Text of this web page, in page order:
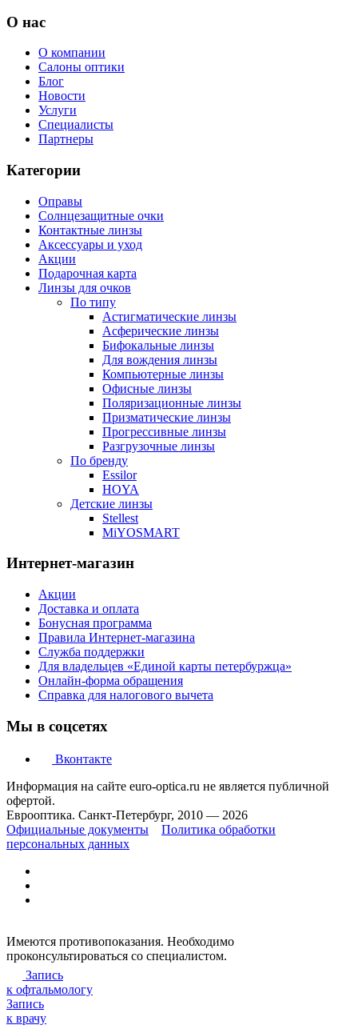
О нас
О компании
Салоны оптики
Блог
Новости
Услуги
Специалисты
Партнеры
Категории
Оправы
Солнцезащитные очки
Контактные линзы
Аксессуары и уход
Акции
Подарочная карта
Линзы для очков
По типу
Астигматические линзы
Асферические линзы
Бифокальные линзы
Для вождения линзы
Компьютерные линзы
Офисные линзы
Поляризационные линзы
Призматические линзы
Прогрессивные линзы
Разгрузочные линзы
По бренду
Essilor
HOYA
Детские линзы
Stellest
MiYOSMART
Интернет-магазин
Акции
Доставка и оплата
Бонусная программа
Правила Интернет-магазина
Служба поддержки
Для владельцев «Единой карты петербуржца»
Онлайн-форма обращения
Справка для налогового вычета
Мы в соцсетях
Вконтакте
Информация на сайте euro-optica.ru не является публичной
офертой.
Еврооптика. Санкт-Петербург, 2010 — 2026
Официальные документы
Политика обработки
персональных данных
Имеются противопоказания. Необходимо
проконсультироваться со специалистом.
Запись
к офтальмологу
Запись
к врачу